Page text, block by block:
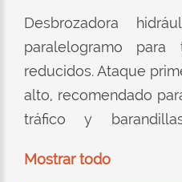
Desbrozadora
paralelogramo para
reducidos. Ataque
alto, recomendado
tráfico y
Equipado con
Mostrar todo